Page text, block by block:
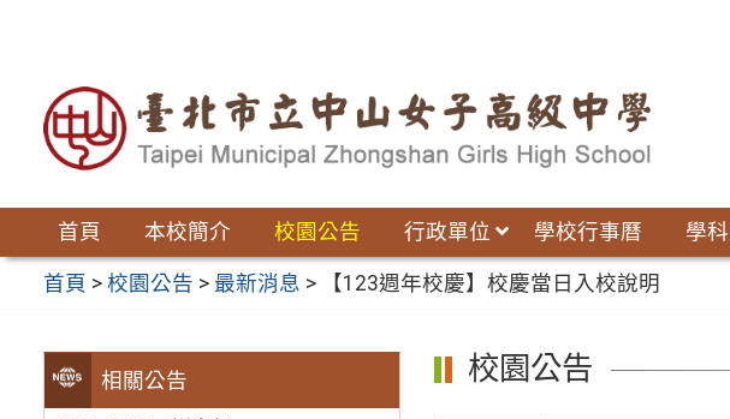
首頁 本校簡介 校園公告 行政單位 學校行事曆 學
首頁 >校園公告 > 最新消息 > 【123週年校慶】校慶當日入校說明
相關公告
校園公告